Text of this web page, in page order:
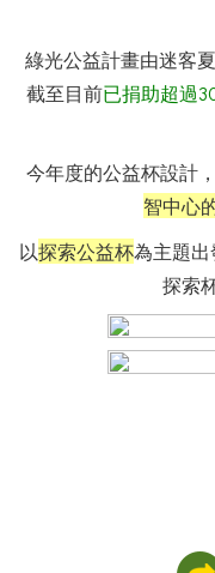
綠光公益計畫由迷客夏
截至目前已捐助超過
今年度的公益杯設計
智中心
以探索公益杯為主題出
探索